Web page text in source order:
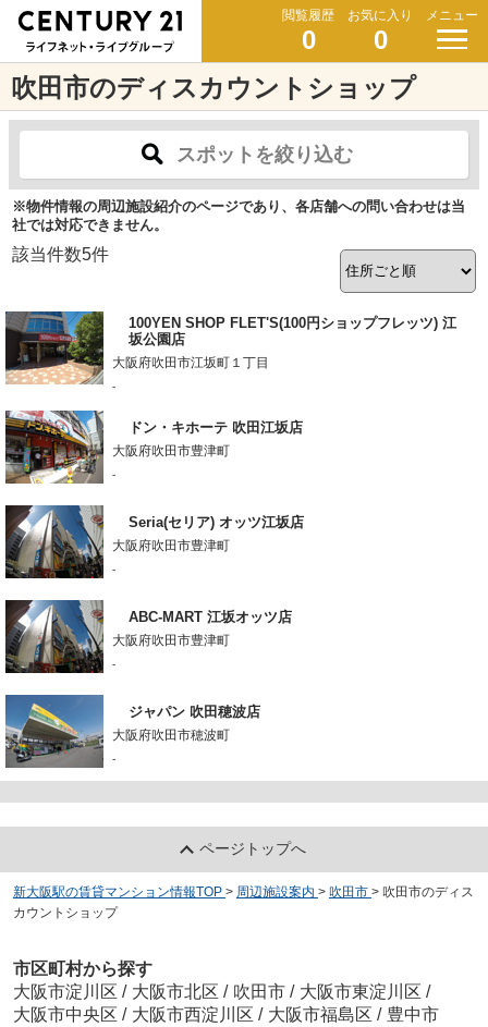
閲覧履歴
0
お気に入り
0
メニュー
吹田市のディスカウントショップ
スポットを絞り込む
※物件情報の周辺施設紹介のページであり、各店舗への問い合わせは当
社では対応できません。
該当件数5件
100YEN SHOP FLET'S(100円ショップフレッツ) 江
坂公園店
大阪府吹田市江坂町１丁目
-
ドン・キホーテ 吹田江坂店
大阪府吹田市豊津町
-
Seria(セリア) オッツ江坂店
大阪府吹田市豊津町
-
ABC-MART 江坂オッツ店
大阪府吹田市豊津町
-
ジャパン 吹田穂波店
大阪府吹田市穂波町
-
ページトップへ
新大阪駅の賃貸マンション情報TOP > 周辺施設案内 > 吹田市 > 吹田市のディス
カウントショップ
市区町村から探す
大阪市淀川区 / 大阪市北区 / 吹田市 / 大阪市東淀川区 /
大阪市中央区 / 大阪市西淀川区 / 大阪市福島区 / 豊中市